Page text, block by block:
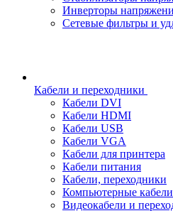
Инверторы
Сетевые фильтры и
Кабели и переходники
Кабели DVI
Кабели HDMI
Кабели USB
Кабели VGA
Кабели для принтера
Кабели питания
Кабели, переходники
Компьютерные
Видеокабели и